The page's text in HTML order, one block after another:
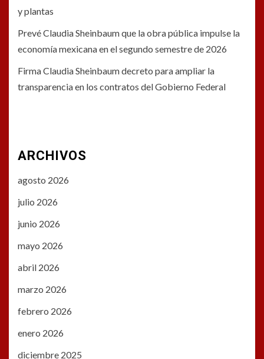
y plantas
Prevé Claudia Sheinbaum que la obra pública impulse la
economía mexicana en el segundo semestre de 2026
Firma Claudia Sheinbaum decreto para ampliar la
transparencia en los contratos del Gobierno Federal
ARCHIVOS
agosto 2026
julio 2026
junio 2026
mayo 2026
abril 2026
marzo 2026
febrero 2026
enero 2026
diciembre 2025